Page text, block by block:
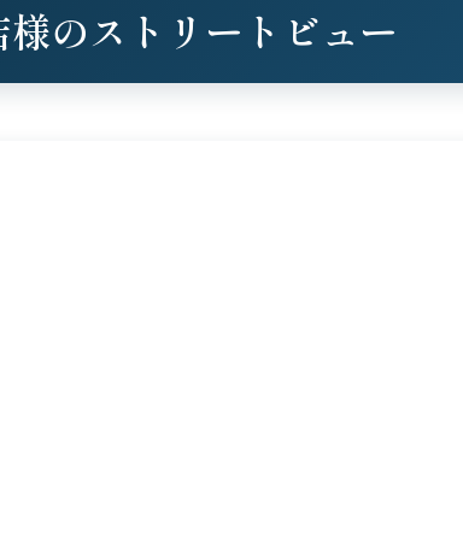
のストリートビュー